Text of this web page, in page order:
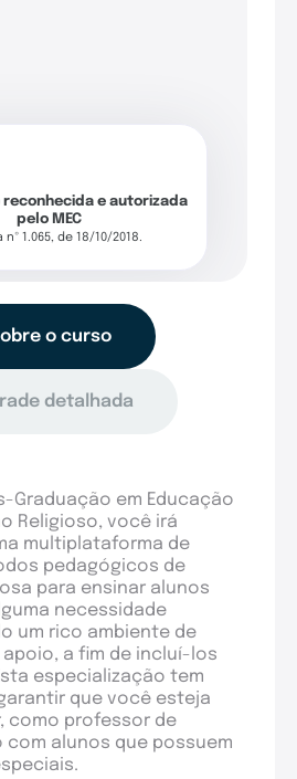
e autorizada
pelo MEC
nº 1.065, de 18/10/2018.
o curso
detalhada
Graduação em Educação
Religioso, você irá
multiplataforma de
pedagógicos de
para ensinar alunos
necessidade
um rico ambiente de
a fim de incluí-los
especialização tem
que você esteja
como professor de
com alunos que possuem